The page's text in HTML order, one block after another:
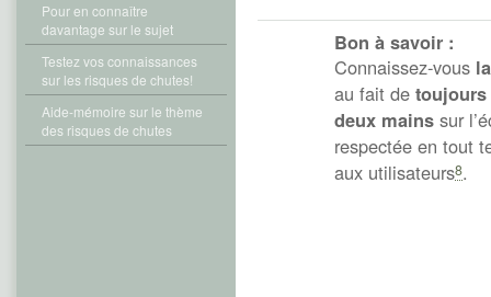
Pour en connaître
davantage sur le sujet
Testez vos connaissances
sur les risques de chutes!
Aide-mémoire sur le thème
des risques de chutes
Bon à savoir :
Connaissez-vous
au fait de toujours
deux mains sur
respectée en tout
aux utilisateurs8.